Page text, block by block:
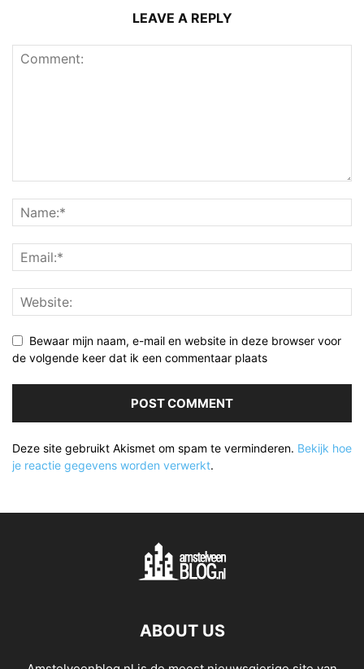
LEAVE A REPLY
Bewaar mijn naam, e-mail en website in deze browser voor
de volgende keer dat ik een commentaar plaats
Deze site gebruikt Akismet om spam te verminderen. Bekijk hoe
je reactie gegevens worden verwerkt.
ABOUT US